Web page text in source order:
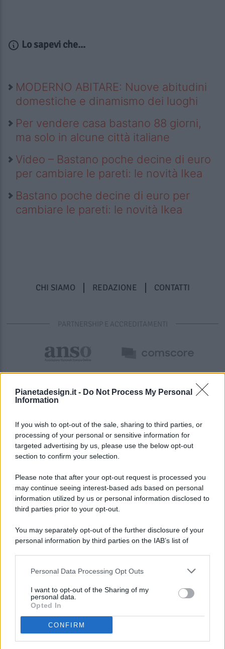
Pianetadesign.it - Do Not Process My Personal
Information
If you wish to opt-out of the sale, sharing to third parties, or
processing of your personal or sensitive information for
targeted advertising by us, please use the below opt-out
section to confirm your selection.
Please note that after your opt-out request is processed you
may continue seeing interest-based ads based on personal
information utilized by us or personal information disclosed to
third parties prior to your opt-out.
You may separately opt-out of the further disclosure of your
personal information by third parties on the IAB’s list of
This information may also be disclosed by us to third parties
disclose it to other third parties.
Personal Data Processing Opt Outs
I want to opt-out of the Sharing of my
personal data.
Opted In
CONFIRM
Lo sapevi che...
MODERNO ABITARE: Nuove abitudini
domestiche e dinamismo dei luoghi
Per vendere casa bastano 88 giorni,
ma solo in alcune città italiane
Video – Bastano poche decine di euro
per cambiare le pareti: le novità Ikea
Bastano poche decine di euro per
cambiare le pareti: le novità Ikea
CHI SIAMO REDAZIONE CONTATTI
PARTNERSHIP E ACCREDITAMENTI
© 2026 - Pianeta Design - P.IVA 04827280654 - Testata
Registrata Al Tribunale Di Nocera Inferiore N. 8/2020 - RG N.
ISCRIZIONE AL ROC N. 35792 – ISCRITTA ALL’ANSO
(ASSOCIAZIONE NAZIONALE STAMPA ONLINE)
PREFERENZE PRIVACY